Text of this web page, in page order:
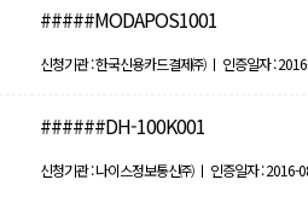
#####MODAPOS1001
신청기관 : 한국신용카드결제㈜ ㅣ 인증일자 :
######DH-100K001
신청기관 : 나이스정보통신㈜ ㅣ 인증일자 : 2016-